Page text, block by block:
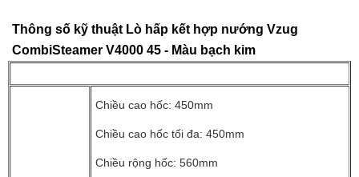
Thông số kỹ thuật Lò hấp kết hợp nướng Vzug
CombiSteamer V4000 45 - Màu bạch kim
Chiều cao hốc: 450mm
Chiều cao hốc tối đa: 450mm
Chiều rộng hốc: 560mm